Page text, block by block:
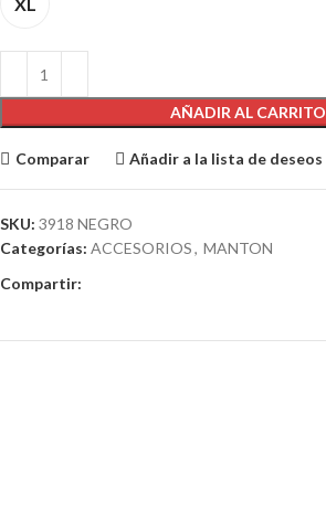
AÑADIR AL CARRITO
Comparar Añadir a la lista de deseos
SKU: 3918 NEGRO
Categorías: ACCESORIOS, MANTON
Compartir: